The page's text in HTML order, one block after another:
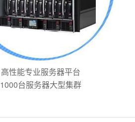
高性能专业服务器平台
1000台服务器大型集群